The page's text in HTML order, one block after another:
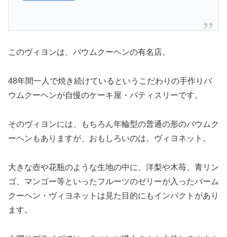
このヴィヨンは、バウムクーヘンの有名店。
48年間一人で焼き続けているというこだわりの手作りバ
ウムクーヘンが自慢のケーキ屋・パティスリーです。
そのヴィヨンには、もちろん年輪型の普通の形のバウムク
ーヘンもありますが、おもしろいのは、ヴィヨネット。
大きな壺や花瓶のような生地の中に、洋梨や木苺、青リン
ゴ、マンゴー等といったフルーツのゼリーが入ったバーム
クーヘン・ヴィヨネットは見た目的にもインパクトがあり
ます。
火曜サプライズでは、ウエンツ瑛士さんと大竹しのぶさん